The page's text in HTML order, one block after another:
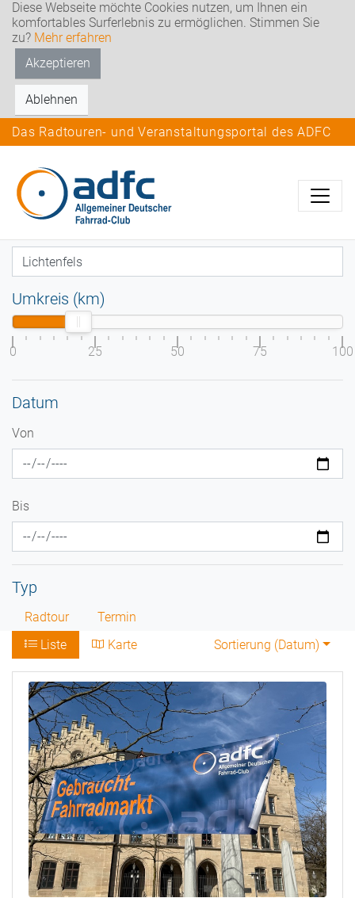
Diese Webseite möchte Cookies nutzen, um Ihnen ein
komfortables Surferlebnis zu ermöglichen. Stimmen Sie
zu? Mehr erfahren
Akzeptieren
Ablehnen
Das Radtouren- und Veranstaltungsportal des ADFC
Umkreis (km)
0 25 50 75 100
Datum
Von
Bis
Typ
Radtour
Termin
Liste
Karte Sortierung (Datum)